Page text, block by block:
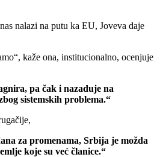
nalazi na putu ka EU, Joveva daje
kaže ona, institucionalno, ocenjuje
pa čak i nazaduje na
sistemskih problema.“
za promenama, Srbija je možda
koje su već članice.“